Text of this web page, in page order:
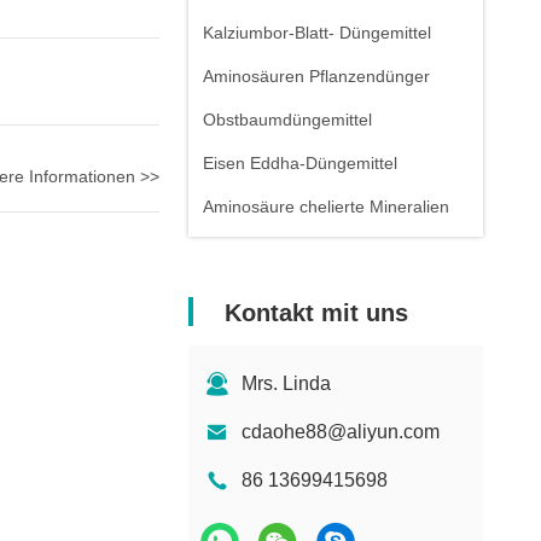
Kalziumbor-Blatt- Düngemittel
Aminosäuren Pflanzendünger
Obstbaumdüngemittel
Eisen Eddha-Düngemittel
Aminosäure chelierte Mineralien
Kontakt mit uns
Mrs. Linda
cdaohe88@aliyun.com
86 13699415698
Informationen >>